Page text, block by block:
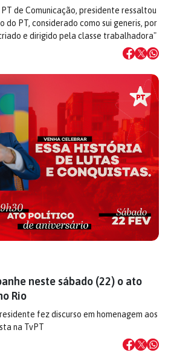
de Comunicação, presidente ressaltou
do PT, considerado como sui generis, por
e dirigido pela classe trabalhadora"
neste sábado (22) o ato
Rio
fez discurso em homenagem aos
na TvPT